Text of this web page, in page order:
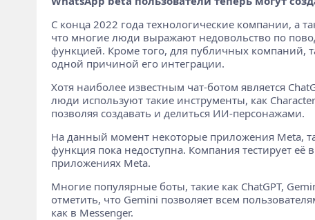
С конца 2022 года технологические компании, а
что многие люди выражают недовольство по
функцией. Кроме того, для публичных компаний,
одной причиной его интеграции.
Хотя наиболее известным чат-ботом является
люди используют такие инструменты, как
позволяя создавать и делиться ИИ-персонажами.
На данный момент некоторые приложения Meta,
функция пока недоступна. Компания тестирует её
приложениях Meta.
Многие популярные боты, такие как ChatGPT,
отметить, что Gemini позволяет всем
как в Messenger.